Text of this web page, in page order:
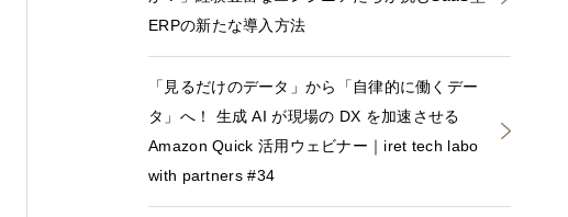
ERPの新たな導入方法
「見るだけのデータ」から「自律的に働くデー
タ」へ！ 生成 AI が現場の DX を加速させる
Amazon Quick 活用ウェビナー｜iret tech labo
with partners #34